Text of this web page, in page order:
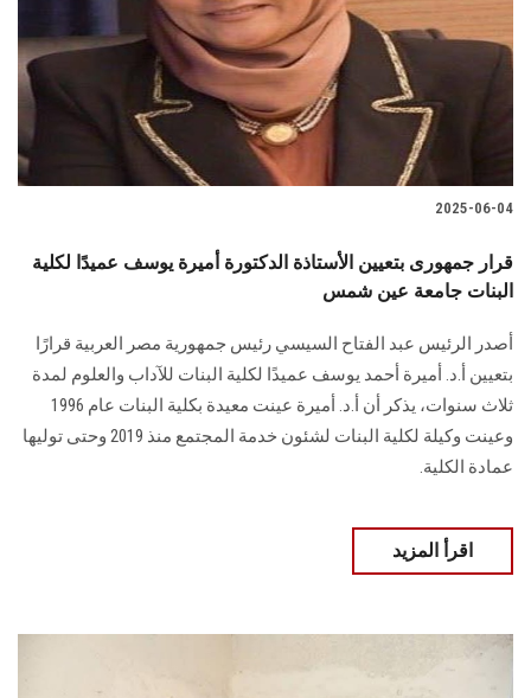
2025-06-04
قرار جمهورى بتعيين الأستاذة الدكتورة أميرة يوسف عميدًا لكلية
البنات جامعة عين شمس
أصدر الرئيس عبد الفتاح السيسي رئيس جمهورية مصر العربية قرارًا
بتعيين أ.د. أميرة أحمد يوسف عميدًا لكلية البنات للآداب والعلوم لمدة
ثلاث سنوات، يذكر أن أ.د. أميرة عينت معيدة بكلية البنات عام 1996
وعينت وكيلة لكلية البنات لشئون خدمة المجتمع منذ 2019 وحتى توليها
عمادة الكلية.
اقرأ المزيد